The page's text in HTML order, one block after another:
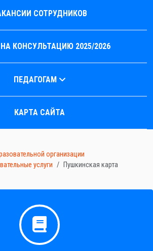
СОТРУДНИКОВ
КОНСУЛЬТАЦИЮ 2025/2026
ПЕДАГОГАМ
КАРТА САЙТА
организации
услуги
Пушкинская карта